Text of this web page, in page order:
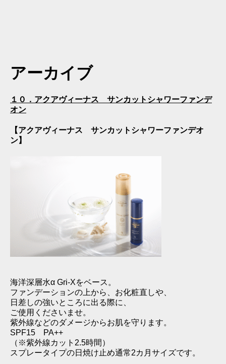
アーカイブ
１０．アクアヴィーナス サンカットシャワーファンデ
オン
【アクアヴィーナス サンカットシャワーファンデオ
ン】
海洋深層水α Gri-Xをベース。
ファンデーションの上から、お化粧直しや、
日差しの強いところに出る際に、
ご使用くださいませ。
紫外線などのダメージからお肌を守ります。
SPF15 PA++
（※紫外線カット2.5時間）
スプレータイプの日焼け止め通常2カ月サイズです。